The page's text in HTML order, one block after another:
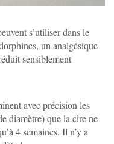
s’utiliser dans le
un analgésique
sensiblement
avec précision les
diamètre) que la cire ne
4 semaines. Il n’y a